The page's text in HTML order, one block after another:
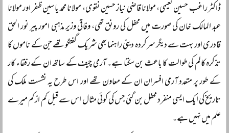
ڈاکٹر راغب حسین نعیمی، مولانا قاضی نیاز حسین نقوی، مولانا محمد یاسین ظفر اور مولانا
عبد المالک خان کی صورت میں محفل کی رونق تھی، وفاقی وزیر مذہبی امور پیر نور الحق
قادری اور بہت سے دیگر سرکردہ دینی راہنما بھی شریک گفتگو تھے جن کے ناموں کا
تذکرہ کالم کی طوالت کا باعث بن سکتا ہے۔ آرمی چیف کے ساتھ ان کے رفقاء کار
کے طور پر متعدد آرمی افسران ان کے معاون تھے اور اس طرح یہ نشست ملک کی
تاریخ کی ایک ایسی منفرد محفل بن گئی جس کی کوئی مثال اس سے قبل کم از کم میرے
علم میں نہیں ہے۔